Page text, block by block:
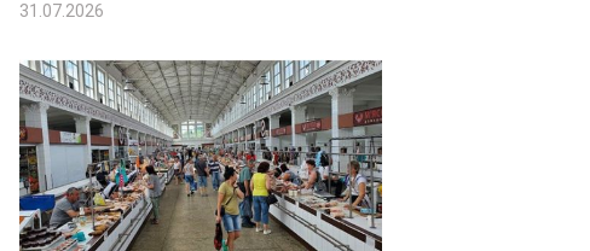
31.07.2026